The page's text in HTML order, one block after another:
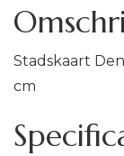
Stadskaart
cm